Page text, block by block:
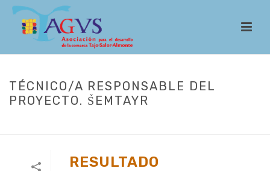
TÉCNICO/A RESPONSABLE DEL
PROYECTO. ṤEMTAYR
RESULTADO